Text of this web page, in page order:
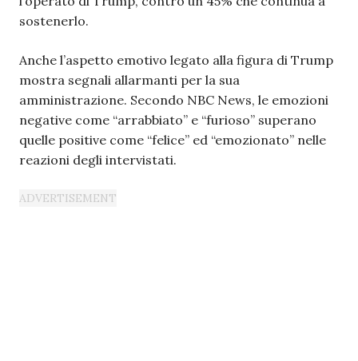
sostenerlo.
Anche l’aspetto emotivo legato alla figura di Trump
mostra segnali allarmanti per la sua
amministrazione. Secondo NBC News, le emozioni
negative come “arrabbiato” e “furioso” superano
quelle positive come “felice” ed “emozionato” nelle
reazioni degli intervistati.